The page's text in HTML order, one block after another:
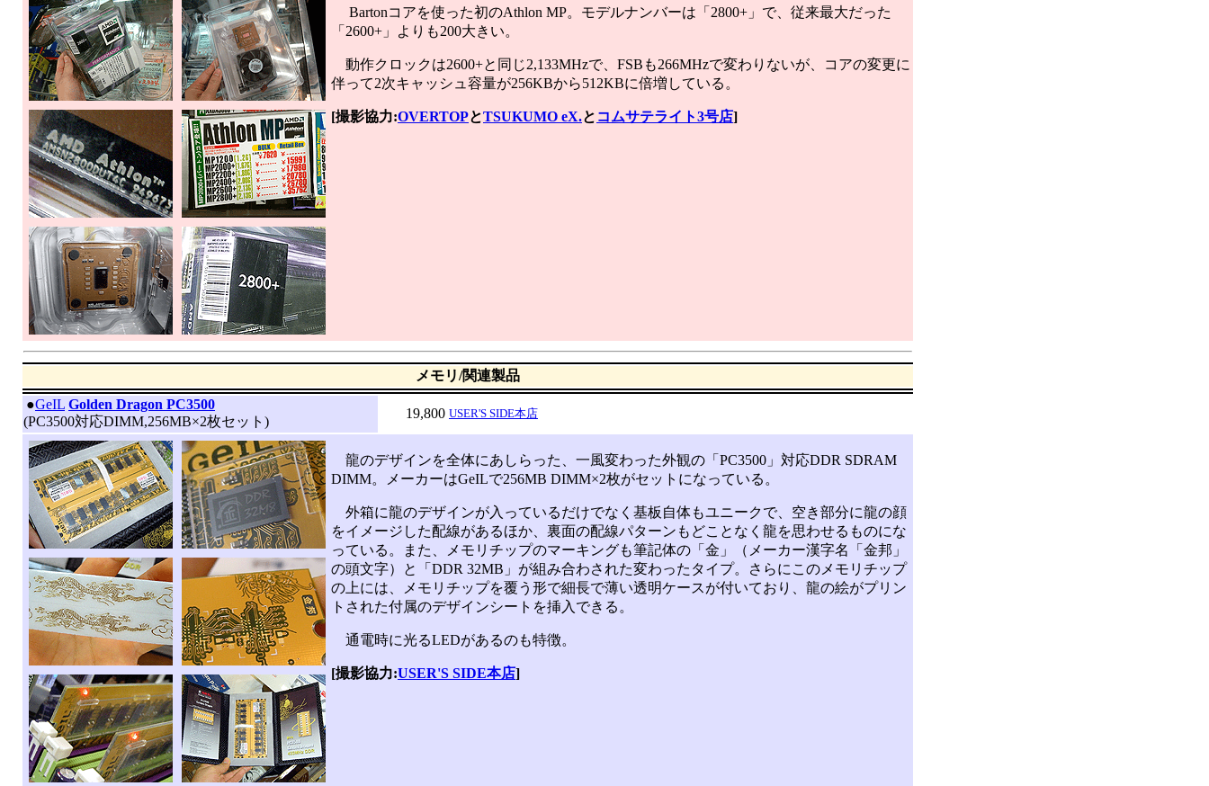
Bartonコアを使った初のAthlon MP。モデルナンバーは「2800+」で、従来最大だった
「2600+」よりも200大きい。
動作クロックは2600+と同じ2,133MHzで、FSBも266MHzで変わりないが、コアの変更に
伴って2次キャッシュ容量が256KBから512KBに倍増している。
[撮影協力:OVERTOPとTSUKUMO eX.と コムサテライト3号店]
メモリ/関連製品
●GeIL Golden Dragon PC3500
(PC3500対応DIMM,256MB×2枚セット)
19,800 USER'S SIDE本店
龍のデザインを全体にあしらった、一風変わった外観の「PC3500」対応DDR SDRAM
DIMM。メーカーはGeILで256MB DIMM×2枚がセットになっている。
外箱に龍のデザインが入っているだけでなく基板自体もユニークで、空き部分に龍の顔
をイメージした配線があるほか、裏面の配線パターンもどことなく龍を思わせるものにな
っている。また、メモリチップのマーキングも筆記体の「金」（メーカー漢字名「金邦」
の頭文字）と「DDR 32MB」が組み合わされた変わったタイプ。さらにこのメモリチップ
の上には、メモリチップを覆う形で細長で薄い透明ケースが付いており、龍の絵がプリン
トされた付属のデザインシートを挿入できる。
通電時に光るLEDがあるのも特徴。
[撮影協力:USER'S SIDE本店]